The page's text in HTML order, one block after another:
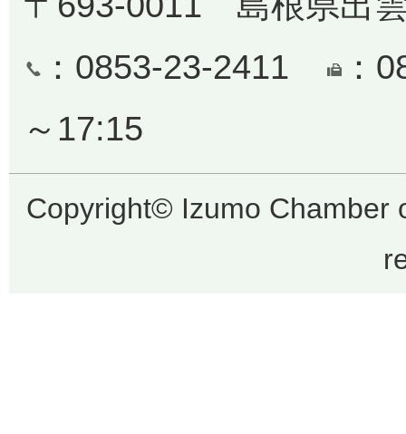
：0853-23-2411
：
～17:15
Copyright© Izumo